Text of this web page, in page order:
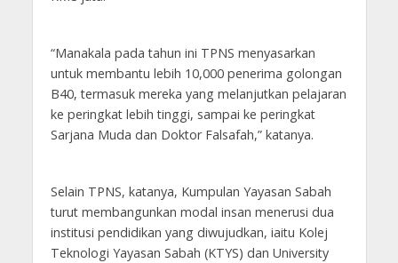
“Manakala pada tahun ini TPNS menyasarkan
untuk membantu lebih 10,000 penerima golongan
B40, termasuk mereka yang melanjutkan pelajaran
ke peringkat lebih tinggi, sampai ke peringkat
Sarjana Muda dan Doktor Falsafah,” katanya.
Selain TPNS, katanya, Kumpulan Yayasan Sabah
turut membangunkan modal insan menerusi dua
institusi pendidikan yang diwujudkan, iaitu Kolej
Teknologi Yayasan Sabah (KTYS) dan University